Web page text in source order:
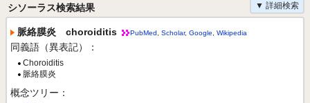
▼ 詳細検索
シソーラス検索結果
脈絡膜炎 choroiditis PubMed Scholar, Google Wikipedia
同義語（異表記）：
Choroiditis
脈絡膜炎
概念ツリー：